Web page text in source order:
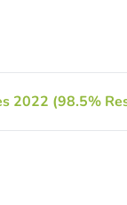
2022 (98.5%